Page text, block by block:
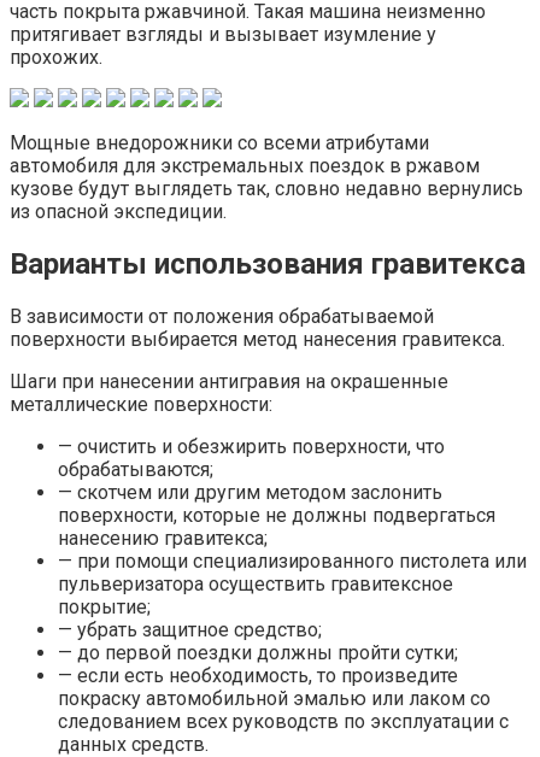
часть покрыта ржавчиной. Такая машина неизменно
притягивает взгляды и вызывает изумление у
прохожих.
Мощные внедорожники со всеми атрибутами
автомобиля для экстремальных поездок в ржавом
кузове будут выглядеть так, словно недавно вернулись
из опасной экспедиции.
Варианты использования гравитекса
В зависимости от положения обрабатываемой
поверхности выбирается метод нанесения гравитекса.
Шаги при нанесении антигравия на окрашенные
металлические поверхности:
— очистить и обезжирить поверхности, что
обрабатываются;
— скотчем или другим методом заслонить
поверхности, которые не должны подвергаться
нанесению гравитекса;
— при помощи специализированного пистолета или
пульверизатора осуществить гравитексное
покрытие;
— убрать защитное средство;
— до первой поездки должны пройти сутки;
— если есть необходимость, то произведите
покраску автомобильной эмалью или лаком со
следованием всех руководств по эксплуатации с
данных средств.